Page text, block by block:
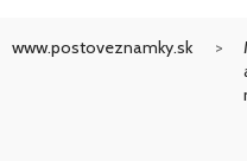
www.postoveznamky.sk